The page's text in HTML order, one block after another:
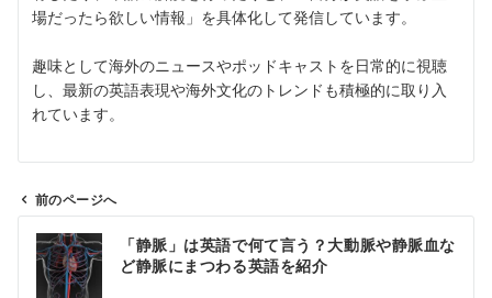
場だったら欲しい情報」を具体化して発信しています。
趣味として海外のニュースやポッドキャストを日常的に視聴
し、最新の英語表現や海外文化のトレンドも積極的に取り入
れています。
前のページへ
「静脈」は英語で何て言う？大動脈や静脈血な
ど静脈にまつわる英語を紹介